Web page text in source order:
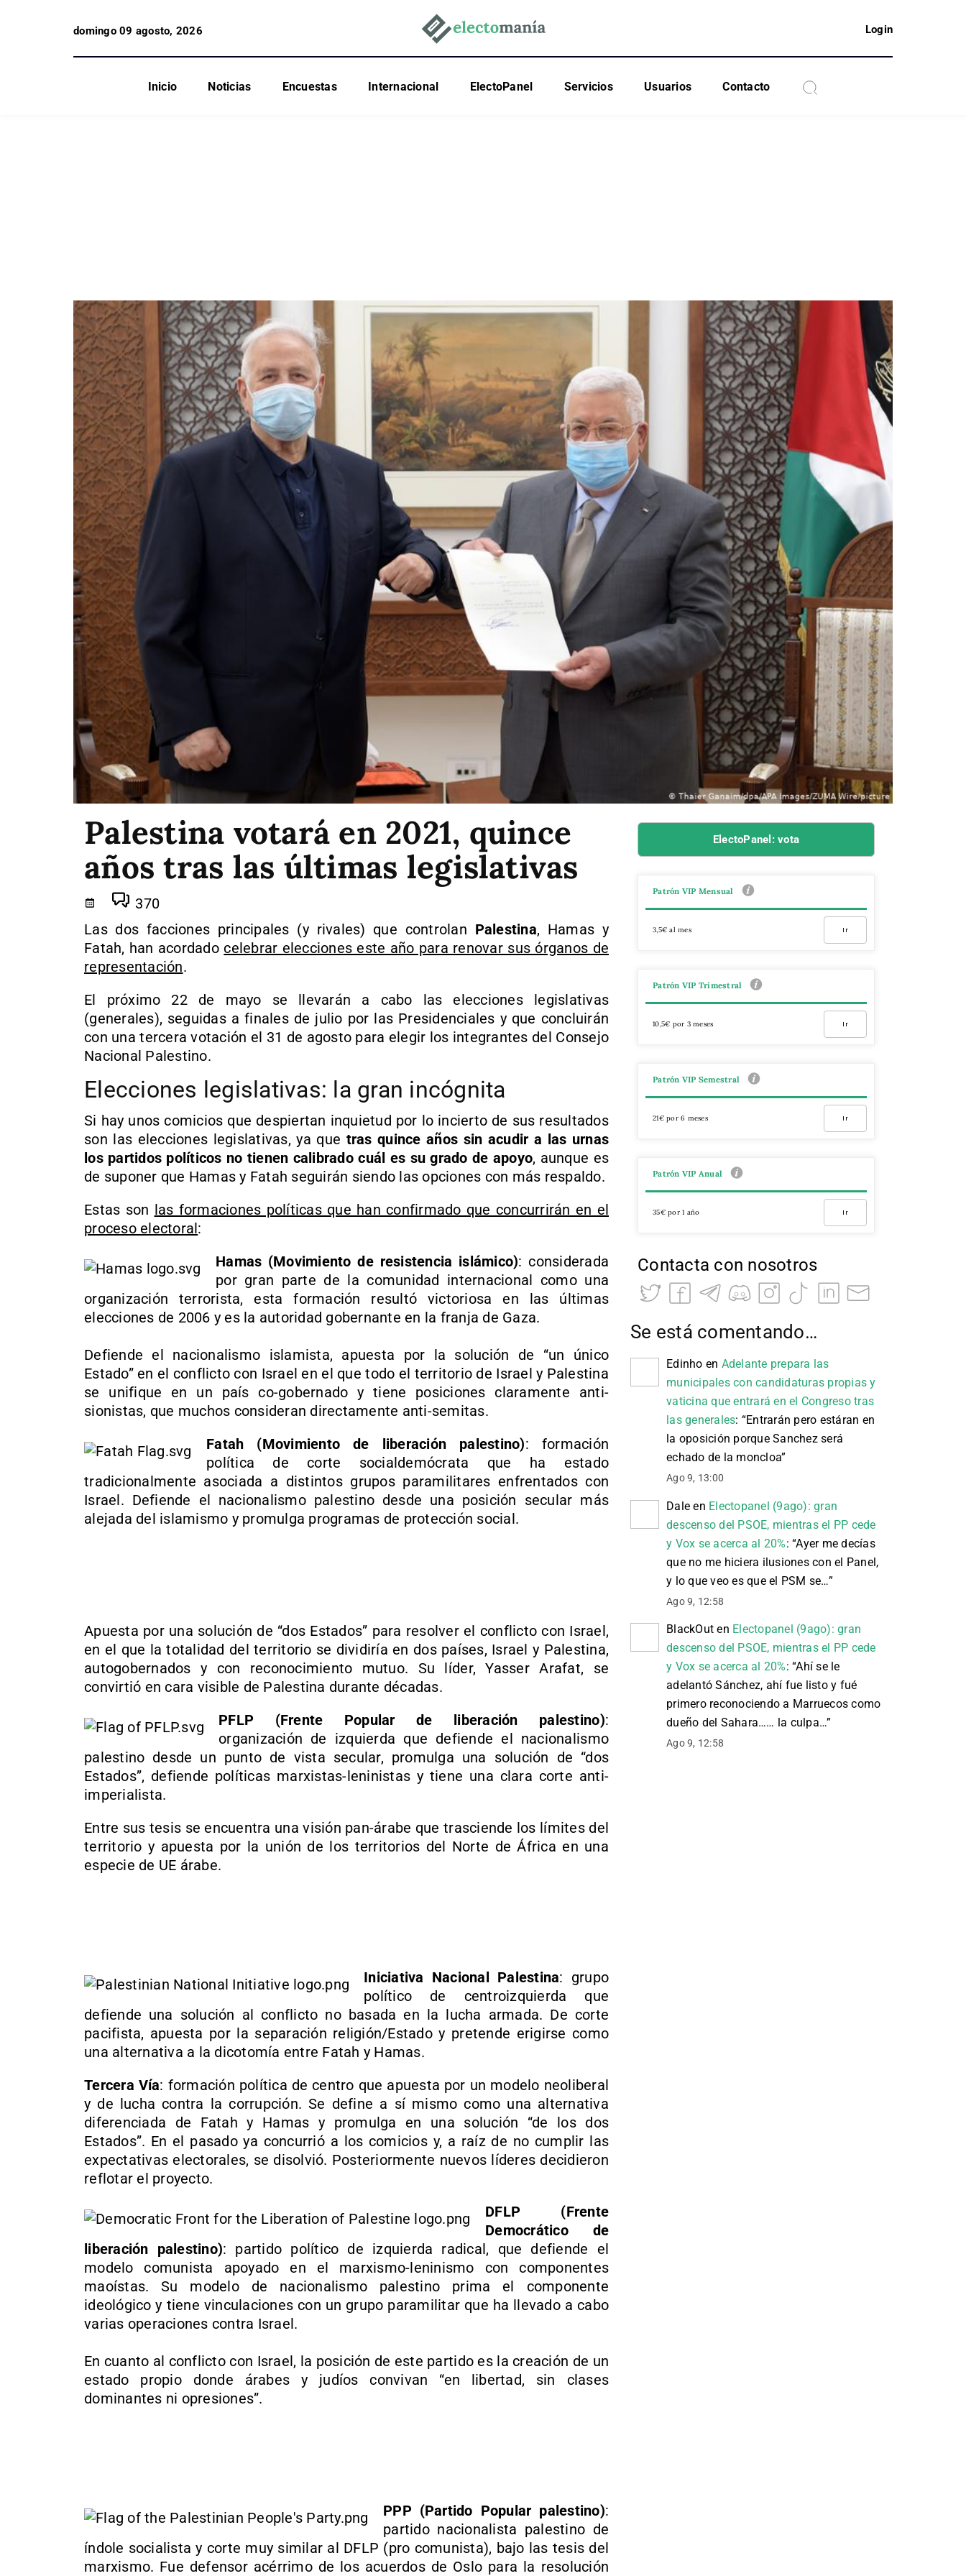
domingo 09 agosto, 2026 Login
Inicio Noticias Encuestas Internacional ElectoPanel Servicios Usuarios Contacto
Palestina votará en 2021, quince
años tras las últimas legislativas
370
Las dos facciones principales (y rivales) que controlan Palestina, Hamas y
Fatah, han acordado celebrar elecciones este año para renovar sus órganos de
representación.
El próximo 22 de mayo se llevarán a cabo las elecciones legislativas
(generales), seguidas a finales de julio por las Presidenciales y que concluirán
con una tercera votación el 31 de agosto para elegir los integrantes del Consejo
Nacional Palestino.
Elecciones legislativas: la gran incógnita
Si hay unos comicios que despiertan inquietud por lo incierto de sus resultados
son las elecciones legislativas, ya que tras quince años sin acudir a las urnas
los partidos políticos no tienen calibrado cuál es su grado de apoyo, aunque es
de suponer que Hamas y Fatah seguirán siendo las opciones con más respaldo.
Estas son las formaciones políticas que han confirmado que concurrirán en el
proceso electoral:
Hamas (Movimiento de resistencia islámico): considerada
por gran parte de la comunidad internacional como una
organización terrorista, esta formación resultó victoriosa en las últimas
elecciones de 2006 y es la autoridad gobernante en la franja de Gaza.
Defiende el nacionalismo islamista, apuesta por la solución de “un único
Estado” en el conflicto con Israel en el que todo el territorio de Israel y Palestina
se unifique en un país co-gobernado y tiene posiciones claramente anti-
sionistas, que muchos consideran directamente anti-semitas.
Fatah (Movimiento de liberación palestino): formación
política de corte socialdemócrata que ha estado
tradicionalmente asociada a distintos grupos paramilitares enfrentados con
Israel. Defiende el nacionalismo palestino desde una posición secular más
alejada del islamismo y promulga programas de protección social.
Apuesta por una solución de “dos Estados” para resolver el conflicto con Israel,
en el que la totalidad del territorio se dividiría en dos países, Israel y Palestina,
autogobernados y con reconocimiento mutuo. Su líder, Yasser Arafat, se
convirtió en cara visible de Palestina durante décadas.
PFLP (Frente Popular de liberación palestino):
organización de izquierda que defiende el nacionalismo
palestino desde un punto de vista secular, promulga una solución de “dos
Estados”, defiende políticas marxistas-leninistas y tiene una clara corte anti-
imperialista.
Entre sus tesis se encuentra una visión pan-árabe que trasciende los límites del
territorio y apuesta por la unión de los territorios del Norte de África en una
especie de UE árabe.
Iniciativa Nacional Palestina: grupo
político de centroizquierda que
defiende una solución al conflicto no basada en la lucha armada. De corte
pacifista, apuesta por la separación religión/Estado y pretende erigirse como
una alternativa a la dicotomía entre Fatah y Hamas.
Tercera Vía: formación política de centro que apuesta por un modelo neoliberal
y de lucha contra la corrupción. Se define a sí mismo como una alternativa
diferenciada de Fatah y Hamas y promulga en una solución “de los dos
Estados”. En el pasado ya concurrió a los comicios y, a raíz de no cumplir las
expectativas electorales, se disolvió. Posteriormente nuevos líderes decidieron
reflotar el proyecto.
DFLP (Frente
Democrático de
liberación palestino): partido político de izquierda radical, que defiende el
modelo comunista apoyado en el marxismo-leninismo con componentes
maoístas. Su modelo de nacionalismo palestino prima el componente
ideológico y tiene vinculaciones con un grupo paramilitar que ha llevado a cabo
varias operaciones contra Israel.
En cuanto al conflicto con Israel, la posición de este partido es la creación de un
estado propio donde árabes y judíos convivan “en libertad, sin clases
dominantes ni opresiones”.
PPP (Partido Popular palestino):
partido nacionalista palestino de
índole socialista y corte muy similar al DFLP (pro comunista), bajo las tesis del
marxismo. Fue defensor acérrimo de los acuerdos de Oslo para la resolución
ElectoPanel: vota
Patrón VIP Mensual
3,5€ al mes Ir
Patrón VIP Trimestral
10,5€ por 3 meses Ir
Patrón VIP Semestral
21€ por 6 meses Ir
Patrón VIP Anual
35€ por 1 año Ir
Contacta con nosotros
Se está comentando…
Edinho en Adelante prepara las
municipales con candidaturas propias y
vaticina que entrará en el Congreso tras
las generales: “Entrarán pero estáran en
la oposición porque Sanchez será
echado de la moncloa”
Ago 9, 13:00
Dale en Electopanel (9ago): gran
descenso del PSOE, mientras el PP cede
y Vox se acerca al 20%: “Ayer me decías
que no me hiciera ilusiones con el Panel,
y lo que veo es que el PSM se…”
Ago 9, 12:58
BlackOut en Electopanel (9ago): gran
descenso del PSOE, mientras el PP cede
y Vox se acerca al 20%: “Ahí se le
adelantó Sánchez, ahí fue listo y fué
primero reconociendo a Marruecos como
dueño del Sahara…… la culpa…”
Ago 9, 12:58